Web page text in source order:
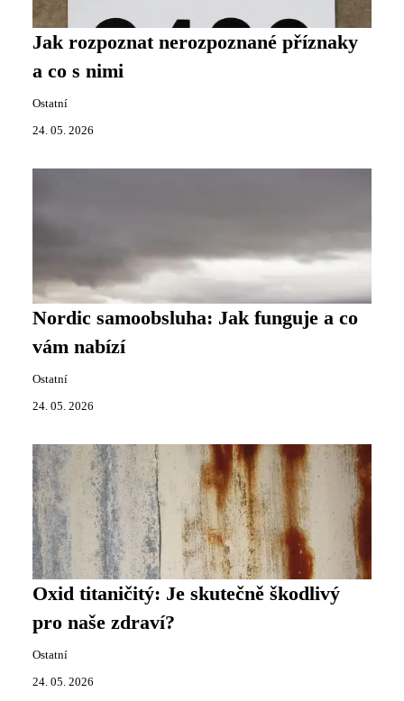
Jak rozpoznat nerozpoznané příznaky
a co s nimi
Ostatní
24. 05. 2026
Nordic samoobsluha: Jak funguje a co
vám nabízí
Ostatní
24. 05. 2026
Oxid titaničitý: Je skutečně škodlivý
pro naše zdraví?
Ostatní
24. 05. 2026